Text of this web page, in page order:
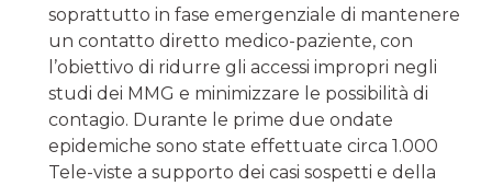
soprat­tutto in fase emergenziale di mantenere
un contatto diretto medico-paziente, con
l’obiettivo di ridurre gli accessi impropri negli
studi dei MMG e minimiz­zare le possibilità di
contagio. Durante le prime due ondate
epidemiche sono state effettuate circa 1.000
Tele-viste a supporto dei casi sospetti e della